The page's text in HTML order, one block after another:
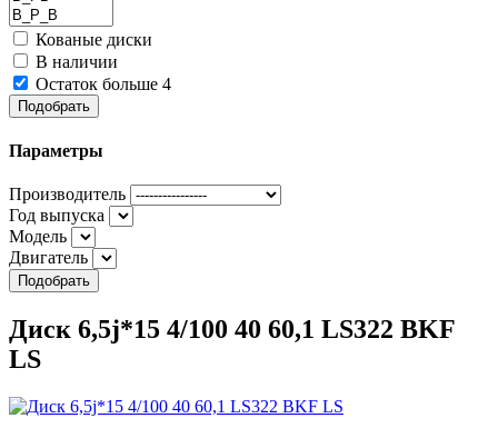
Кованые диски
В наличии
Остаток больше 4
Подобрать
Параметры
Производитель
Год выпуска
Модель
Двигатель
Подобрать
Диск 6,5j*15 4/100 40 60,1 LS322 BKF
LS